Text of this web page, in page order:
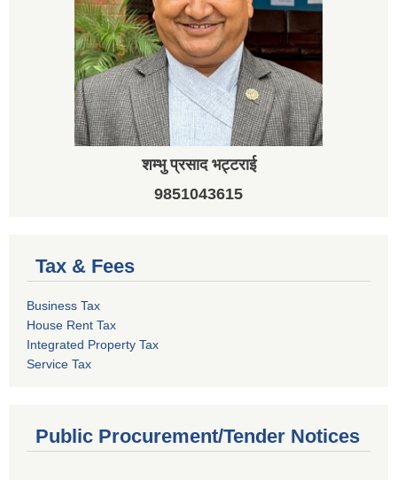
शम्भु प्रसाद भट्टराई
9851043615
Tax & Fees
Business Tax
House Rent Tax
Integrated Property Tax
Service Tax
Public Procurement/Tender Notices